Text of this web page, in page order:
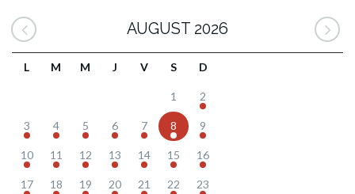
AUGUST 2026
L M M J V S D
1 2
3 4 5 6 7 8 9
10 11 12 13 14 15 16
17 18 19 20 21 22 23